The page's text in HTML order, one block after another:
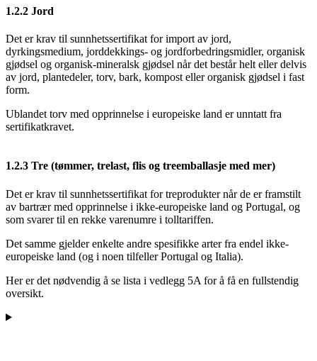
1.2.2 Jord
Det er krav til sunnhetssertifikat for import av jord,
dyrkingsmedium, jorddekkings- og jordforbedringsmidler, organisk
gjødsel og organisk-mineralsk gjødsel når det består helt eller delvis
av jord, plantedeler, torv, bark, kompost eller organisk gjødsel i fast
form.
Ublandet torv med opprinnelse i europeiske land er unntatt fra
sertifikatkravet.
1.2.3 Tre (tømmer, trelast, flis og treemballasje med mer)
Det er krav til sunnhetssertifikat for treprodukter når de er framstilt
av bartrær med opprinnelse i ikke-europeiske land og Portugal, og
som svarer til en rekke varenumre i tolltariffen.
Det samme gjelder enkelte andre spesifikke arter fra endel ikke-
europeiske land (og i noen tilfeller Portugal og Italia).
Her er det nødvendig å se lista i vedlegg 5A for å få en fullstendig
oversikt.